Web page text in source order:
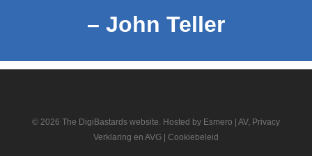
– John Teller
© 2026 The DigiBastards website. Hosted by Esmero
AV, Privacy
Verklaring en AVG| Cookiebeleid